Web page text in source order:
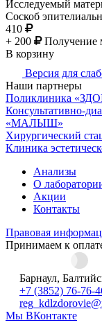
Исследуемый
Соскоб
410
+ 200
Получение
В корзину
Версия для
Наши партнеры
Поликлиника
Консультативно-
«МАЛЫШ»
Хирургический
Клиника
Анализы
О
Акции
Контакты
Правовая
Принимаем к
Барнаул,
+7 (3852) 76-76-
Мы ВКонтакте